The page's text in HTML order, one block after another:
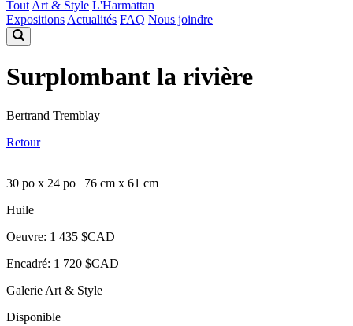
Tout Art & Style L'Harmattan
Expositions Actualités FAQ Nous joindre
Surplombant la rivière
Bertrand Tremblay
Retour
30 po x 24 po | 76 cm x 61 cm
Huile
Oeuvre: 1 435 $CAD
Encadré: 1 720 $CAD
Galerie Art & Style
Disponible